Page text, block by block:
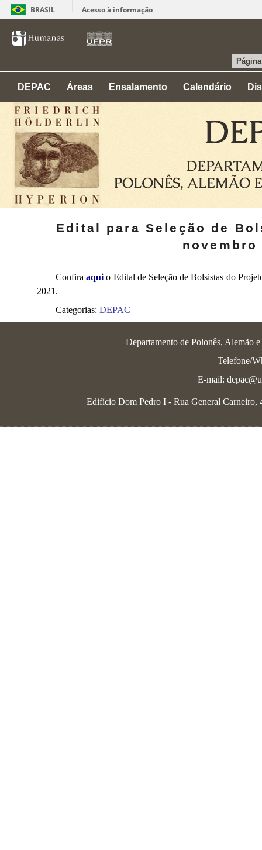
BRASIL Acesso à informação
DEPAC Áreas Ensalamento Calendário
Edital para Seleção de
novembro
Confiraaqui o Edital de Seleção de Bolsistas do
2021.
Categorias: DEPAC
Departamento de Polonês, Alemão
Telefone/
E-mail:
Edifício Dom Pedro I - Rua General Carneiro,